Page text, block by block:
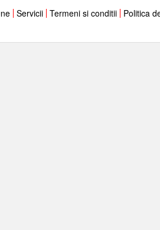
Servicii Termeni si conditii Politica